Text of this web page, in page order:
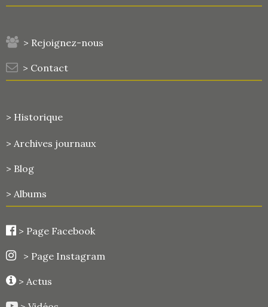
> Rejoignez-nous
> Contact
> Historique
> Archives journaux
> Blog
> Albums
> Page Facebook
> Page Instagram
> Actus